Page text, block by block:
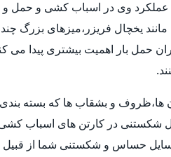
عملکرد وی در اسباب کشی و حمل و
یخچال فریزر،میزهای بزرگ
حمل بار اهمیت بیشتری پیدا می
ها،ظروف و بشقاب ها که بسته
در کارتن های اسباب کشی
وسایل حساس و شکستنی شما از